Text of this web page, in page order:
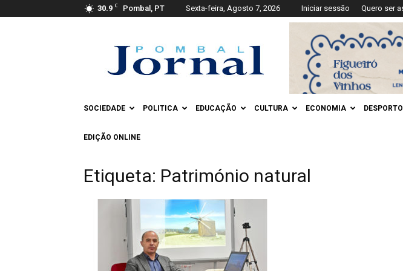
30.9 C Pombal, PT Sexta-feira, Agosto 7, 2026 Iniciar sessão Quero ser
Jornal
SOCIEDADE POLITICA EDUCAÇÃO CULTURA ECONOMIA DESPORTO
EDIÇÃO ONLINE
Etiqueta: Património natural